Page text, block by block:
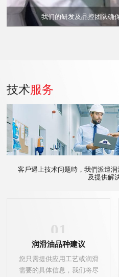
我们的研发及品控团队确
技术服务
客戶遇上技术问题時，我們派遣
及提供解
01
润滑油品种建议
您只需提供应用工艺或润滑
需要的具体信息，我们将尽